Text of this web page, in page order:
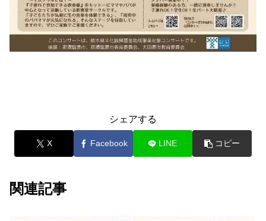
シェアする
X Facebook LINE コピー
関連記事